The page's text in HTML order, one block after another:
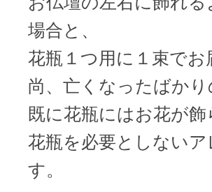
場合と、
花瓶１つ用に１束で
尚、亡くなったばか
既に花瓶にはお花が
花瓶を必要としない
す。